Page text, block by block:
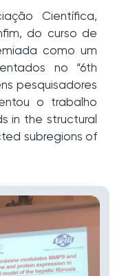
Científica,
do curso de
como um
no “6th
pesquisadores
o trabalho
in the structural
subregions of